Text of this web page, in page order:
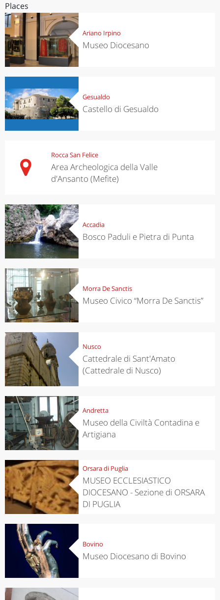
Places
Ariano Irpino
Museo Diocesano
Gesualdo
Castello di Gesualdo
Rocca San Felice
Area Archeologica della Valle
d'Ansanto (Mefite)
Accadia
Bosco Paduli e Pietra di Punta
Morra De Sanctis
Museo Civico “Morra De Sanctis”
Nusco
Cattedrale di Sant'Amato
(Cattedrale di Nusco)
Andretta
Museo della Civiltà Contadina e
Artigiana
Orsara di Puglia
MUSEO ECCLESIASTICO
DIOCESANO - Sezione di ORSARA
DI PUGLIA
Bovino
Museo Diocesano di Bovino